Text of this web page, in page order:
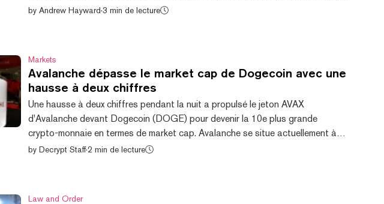
blockchain Avalanche à la place. Dérivé du jeu de rôle en ligne massivement
by Andrew Hayward·3 min de lecture
Markets
Avalanche dépasse le market cap de Dogecoin avec une
hausse à deux chiffres
Une hausse à deux chiffres pendant la nuit a propulsé le jeton AVAX
d'Avalanche devant Dogecoin (DOGE) pour devenir la 10e plus grande
crypto-monnaie en termes de market cap. Avalanche se situe actuellement à
39,90 $, en hausse de près de 12% sur la journée précédente, avec un market
by Decrypt Staff·2 min de lecture
Law and Order